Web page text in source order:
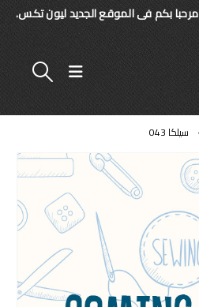
مرحبا بكم فى الموقع الجديد ليون تكس.
سيلكا 043